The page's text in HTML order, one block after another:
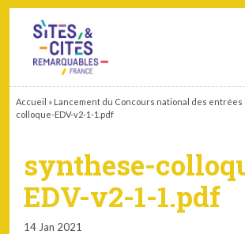
Accueil » Lancement du Concours national des entrées
colloque-EDV-v2-1-1.pdf
synthese-
EDV-v2-1-1.pdf
14 Jan 2021